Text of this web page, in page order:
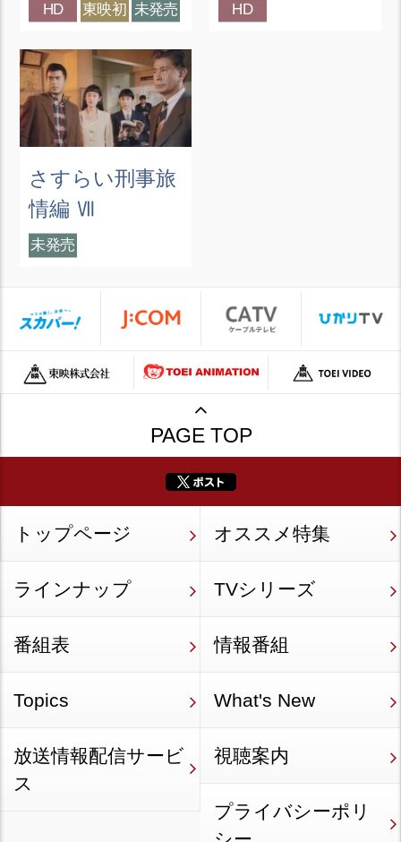
HD 東映初 未発売 HD
さすらい刑事旅
情編 Ⅶ
未発売
PAGE TOP
トップページ オススメ特集
ラインナップ TVシリーズ
番組表 情報番組
Topics What's New
放送情報配信サービ
ス
視聴案内
プライバシーポリ